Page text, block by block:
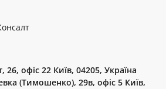
офіс 22 Київ, 04205, Україна
(Тимошенко), 29в, офіс 5 Київ,